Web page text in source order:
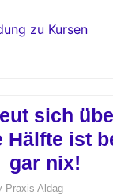
zu Kursen
sich
ist
gar nix!
Praxis Aldag